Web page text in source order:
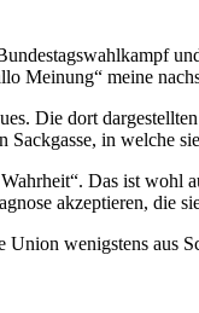
Meinung“ meine
Die dort
Sackgasse, in welche
Das ist
akzeptieren, die
Union wenigstens aus